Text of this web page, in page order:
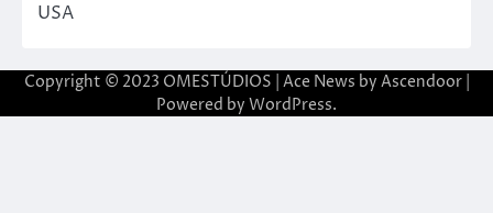
USA
Copyright © 2023 OMESTÚDIOS | Ace News by Ascendoor|
Powered by WordPress.